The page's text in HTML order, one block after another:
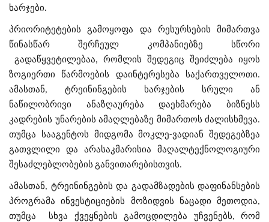
ხარჯები.
პრიორიტეტების გამოყოფა და რესურსების მიმართვა
წინასწარ შერჩეულ კომპანიებზე სწორი
გადაწყვეტილებაა, რომლის შედეგიც შეიძლება იყოს
ზოგიერთი წარმოების დაინტერესება საქართველოთი.
ამასთან, ტრეინინგების ხარჯების სრული ან
ნაწილობრივი ანაზღაურება დაეხმარება ბიზნესს
კადრების უნარების ამაღლებაზე მიმართოს ძალისხმევა.
თუმცა სააგენტოს მიდგომა მოკლე-ვადიან შედეგებზეა
გათვლილი და არასაკმარისია მაღალტექნოლოგიური
შესაძლებლობების განვითარებისთვის.
ამასთან, ტრეინინგების და გადამზადების დაფინანსების
პროგრამა ინვესტიციების მოზიდვის ნაცადი მეთოდია,
თუმცა სხვა ქვეყნების გამოცდილება უჩვენებს, რომ